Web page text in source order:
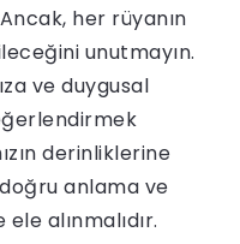
her rüyanın
unutmayın.
ve duygusal
derinliklerine
anlama ve
alınmalıdır.